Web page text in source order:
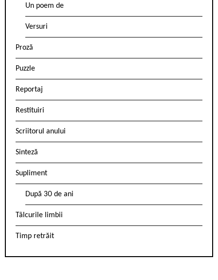
Un poem de
Versuri
Proză
Puzzle
Reportaj
Restituiri
Scriitorul anului
Sinteză
Supliment
După 30 de ani
Tâlcurile limbii
Timp retrăit